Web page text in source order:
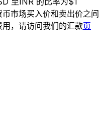
市场买入价和卖出价之间
，请访问我们的汇款页